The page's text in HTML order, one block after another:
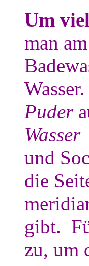
Um
man
Puder
Wasser
und
die
gibt.
zu, um